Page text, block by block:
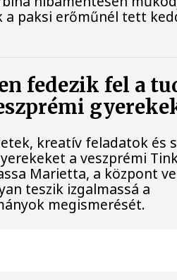
a paksi erőműnél tett
fedezik fel a
kreatív feladatok és
a veszprémi
Marietta, a központ
teszik izgalmassá a
megismerését.